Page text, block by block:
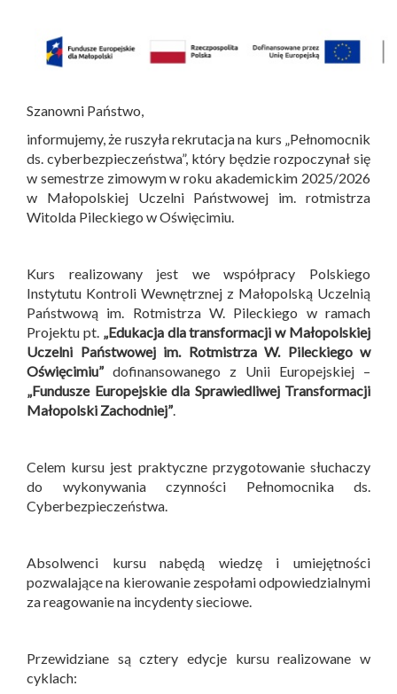
Szanowni Państwo,
informujemy, że ruszyła rekrutacja na kurs „Pełnomocnik
ds. cyberbezpieczeństwa”, który będzie rozpoczynał się
w semestrze zimowym w roku akademickim 2025/2026
w Małopolskiej Uczelni Państwowej im. rotmistrza
Witolda Pileckiego w Oświęcimiu.
Kurs realizowany jest we współpracy Polskiego
Instytutu Kontroli Wewnętrznej z Małopolską Uczelnią
Państwową im. Rotmistrza W. Pileckiego w ramach
Projektu pt. „Edukacja dla transformacji w Małopolskiej
Uczelni Państwowej im. Rotmistrza W. Pileckiego w
Oświęcimiu”dofinansowanego z Unii Europejskiej –
„Fundusze Europejskie dla Sprawiedliwej Transformacji
Małopolski Zachodniej”.
Celem kursu jest praktyczne przygotowanie słuchaczy
do wykonywania czynności Pełnomocnika ds.
Cyberbezpieczeństwa.
Absolwenci kursu nabędą wiedzę i umiejętności
pozwalające na kierowanie zespołami odpowiedzialnymi
za reagowanie na incydenty sieciowe.
Przewidziane są cztery edycje kursu realizowane w
cyklach: